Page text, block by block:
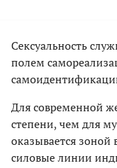
Сексуальность
полем
Для современной
степени, чем для
оказывается зоной
силовые линии